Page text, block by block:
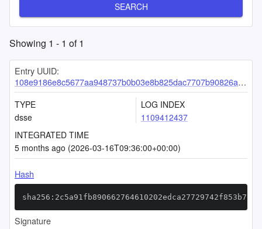
SEARCH
Showing 1 - 1 of1
Entry UUID:
108e9186e8c5677aa948737b0b03e8b825dac7707b90826a78fa671ef38752972987116a915f765e
TYPE
dsse
LOG INDEX
1109412437
INTEGRATED TIME
5 months ago (2026-03-16T09:36:00+00:00)
Hash
Signature